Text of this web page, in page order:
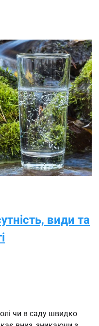
види та
чи в саду швидко